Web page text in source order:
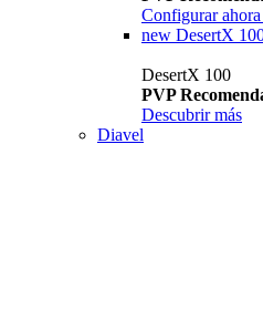
Configurar ahora
new DesertX
DesertX 100
PVP
Descubrir más
Diavel